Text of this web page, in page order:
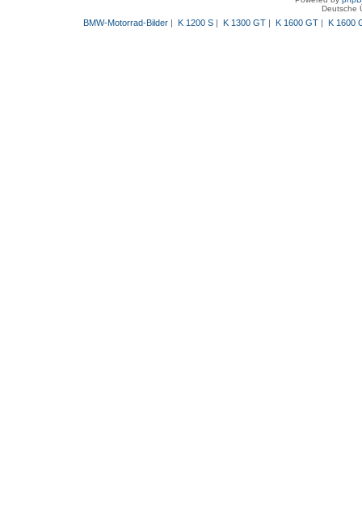
Deutsche
BMW-Motorrad-Bilder| K 1200 S| K 1300 GT| K 1600 GT| K 1600